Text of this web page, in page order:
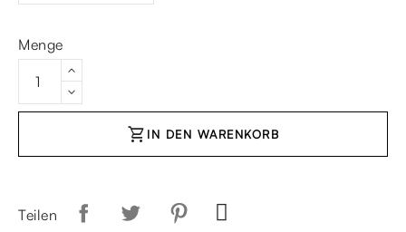
Menge
shopping_cart IN DEN WARENKORB
Teilen